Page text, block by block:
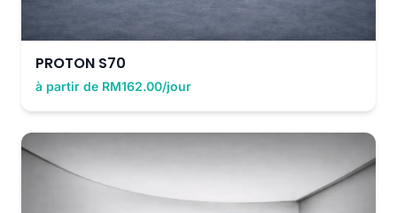
PROTON S70
à partir de RM162.00/jour